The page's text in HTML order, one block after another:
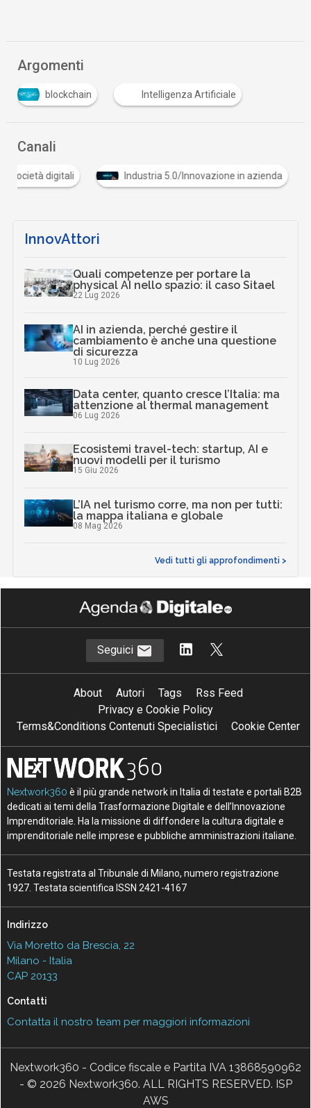
Argomenti
blockchain Intelligenza Artificiale
Canali
e società digitali Industria 5.0/Innovazione in azienda
InnovAttori
Quali competenze per portare la
physical AI nello spazio: il caso Sitael
22 Lug 2026
AI in azienda, perché gestire il
cambiamento è anche una questione
di sicurezza
10 Lug 2026
Data center, quanto cresce l’Italia: ma
attenzione al thermal management
06 Lug 2026
Ecosistemi travel-tech: startup, AI e
nuovi modelli per il turismo
15 Giu 2026
L’IA nel turismo corre, ma non per tutti:
la mappa italiana e globale
08 Mag 2026
Vedi tutti gli approfondimenti >
Seguici
About Autori Tags
Rss Feed
Privacy e Cookie Policy
Terms&Conditions Contenuti Specialistici
Cookie Center
Nextwork360 è il più grande network in Italia di testate e portali B2B
dedicati ai temi della Trasformazione Digitale e dell’Innovazione
Imprenditoriale. Ha la missione di diffondere la cultura digitale e
imprenditoriale nelle imprese e pubbliche amministrazioni italiane.
Testata registrata al Tribunale di Milano, numero registrazione
1927. Testata scientifica ISSN 2421-4167
Indirizzo
Via Moretto da Brescia, 22
Milano - Italia
CAP 20133
Contatti
Contatta il nostro team per maggiori informazioni
Nextwork360 - Codice fiscale e Partita IVA 13868590962
- © 2026 Nextwork360. ALL RIGHTS RESERVED. ISP
AWS